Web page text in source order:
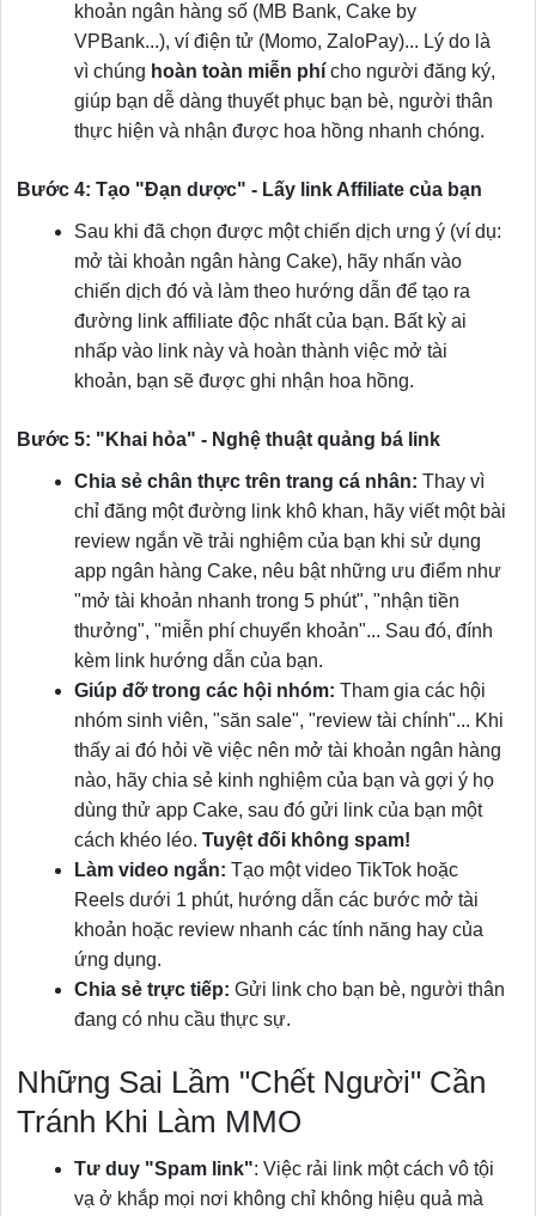
khoản ngân hàng số (MB Bank, Cake by
VPBank...), ví điện tử (Momo, ZaloPay)... Lý do là
vì chúng hoàn toàn miễn phí cho người đăng ký,
giúp bạn dễ dàng thuyết phục bạn bè, người thân
thực hiện và nhận được hoa hồng nhanh chóng.
Bước 4: Tạo "Đạn dược" - Lấy link Affiliate của bạn
Sau khi đã chọn được một chiến dịch ưng ý (ví dụ:
mở tài khoản ngân hàng Cake), hãy nhấn vào
chiến dịch đó và làm theo hướng dẫn để tạo ra
đường link affiliate độc nhất của bạn. Bất kỳ ai
nhấp vào link này và hoàn thành việc mở tài
khoản, bạn sẽ được ghi nhận hoa hồng.
Bước 5: "Khai hỏa" - Nghệ thuật quảng bá link
Chia sẻ chân thực trên trang cá nhân: Thay vì
chỉ đăng một đường link khô khan, hãy viết một bài
review ngắn về trải nghiệm của bạn khi sử dụng
app ngân hàng Cake, nêu bật những ưu điểm như
"mở tài khoản nhanh trong 5 phút", "nhận tiền
thưởng", "miễn phí chuyển khoản"... Sau đó, đính
kèm link hướng dẫn của bạn.
Giúp đỡ trong các hội nhóm: Tham gia các hội
nhóm sinh viên, "săn sale", "review tài chính"... Khi
thấy ai đó hỏi về việc nên mở tài khoản ngân hàng
nào, hãy chia sẻ kinh nghiệm của bạn và gợi ý họ
dùng thử app Cake, sau đó gửi link của bạn một
cách khéo léo.Tuyệt đối không spam!
Làm video ngắn: Tạo một video TikTok hoặc
Reels dưới 1 phút, hướng dẫn các bước mở tài
khoản hoặc review nhanh các tính năng hay của
ứng dụng.
Chia sẻ trực tiếp: Gửi link cho bạn bè, người thân
đang có nhu cầu thực sự.
Những Sai Lầm "Chết Người" Cần
Tránh Khi Làm MMO
Tư duy "Spam link": Việc rải link một cách vô tội
vạ ở khắp mọi nơi không chỉ không hiệu quả mà